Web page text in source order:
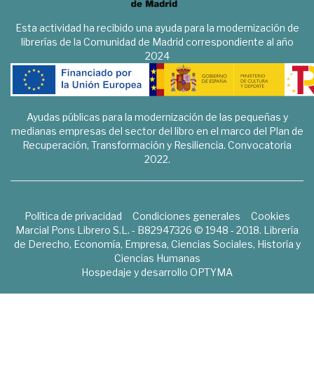
Esta actividad ha recibido una ayuda para la modernización de
librerías de la Comunidad de Madrid correspondiente al año
2024
Ayudas públicas para la modernización de las pequeñas y
medianas empresas del sector del libro en el marco del Plan de
Recuperación, Transformación y Resiliencia. Convocatoria
2022.
Política de privacidad Condiciones generales
Cookies
Marcial Pons Librero S.L. - B82947326 © 1948 - 2018. Librería
de Derecho, Economía, Empresa, Ciencias Sociales, Historia y
Ciencias Humanas
Hospedaje y desarrollo OPTYMA